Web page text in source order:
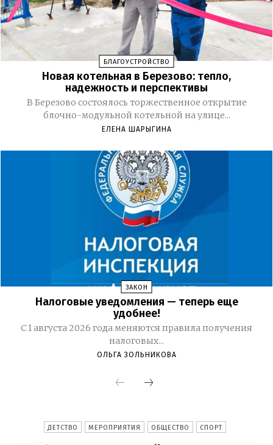
БЛАГОУСТРОЙСТВО
Новая котельная в Березово: тепло,
надежность и перспективы
В Березово состоялось торжественное открытие
блочно-модульной котельной на улице...
ЕЛЕНА ШАРЫГИНА
ЗАКОН
Налоговые уведомления — теперь еще
удобнее!
С 1 августа 2026 года меняются правила получения
налоговых...
ОЛЬГА ЗОЛЬНИКОВА